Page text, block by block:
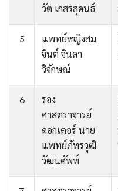
วัต เกสรสุคนธ์
5
แพทย์หญิงสม
จินต์ จินดา
วิจักษณ์
6
รอง
ศาสตราจารย์
ดอกเตอร์ นาย
แพทย์ภัทรวุฒิ
วัฒนศัพท์